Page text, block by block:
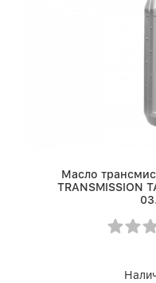
Масло
TRANSMISSION